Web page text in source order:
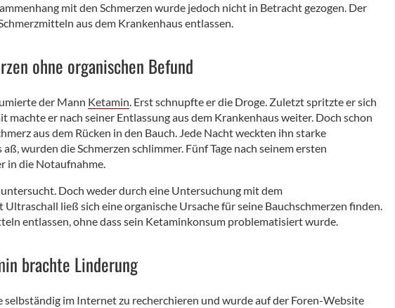
mit den Schmerzen wurde jedoch nicht in Betracht gezogen. Der
aus dem Krankenhaus entlassen.
ohne organischen Befund
der Mann Ketamin. Erst schnupfte er die Droge. Zuletzt spritzte er sich
machte er nach seiner Entlassung aus dem Krankenhaus weiter. Doch schon
aus dem Rücken in den Bauch. Jede Nacht weckten ihn starke
wurden die Schmerzen schlimmer. Fünf Tage nach seinem ersten
in die Notaufnahme.
Doch weder durch eine Untersuchung mit dem
ließ sich eine organische Ursache für seine Bauchschmerzen finden.
entlassen, ohne dass sein Ketaminkonsum problematisiert wurde.
brachte Linderung
selbständig im Internet zu recherchieren und wurde auf der Foren-Website